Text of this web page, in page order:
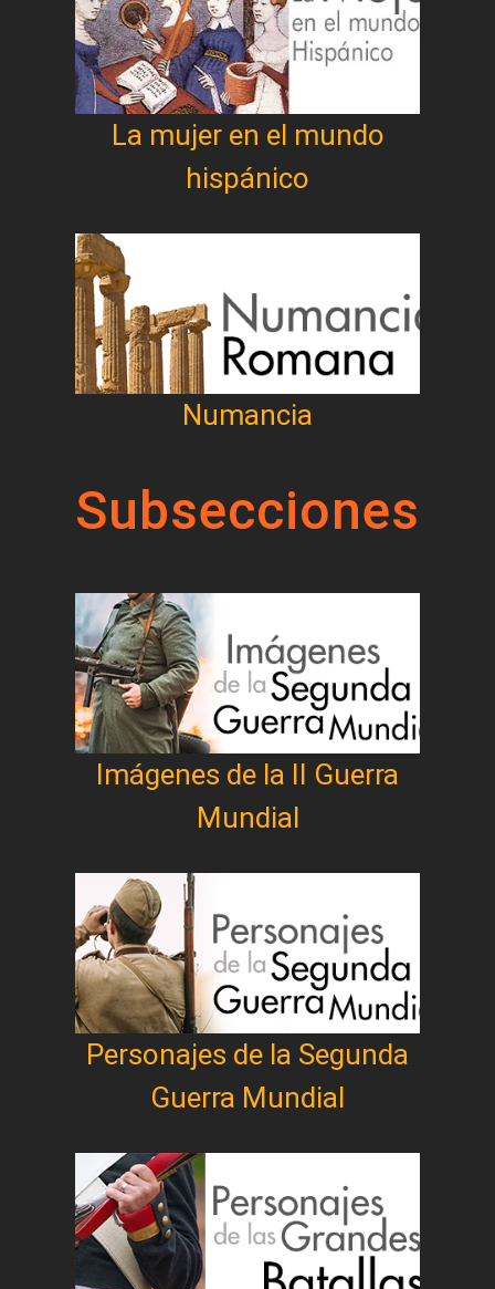
La mujer en el mundo
hispánico
Numancia
Subsecciones
Imágenes de la II Guerra
Mundial
Personajes de la Segunda
Guerra Mundial